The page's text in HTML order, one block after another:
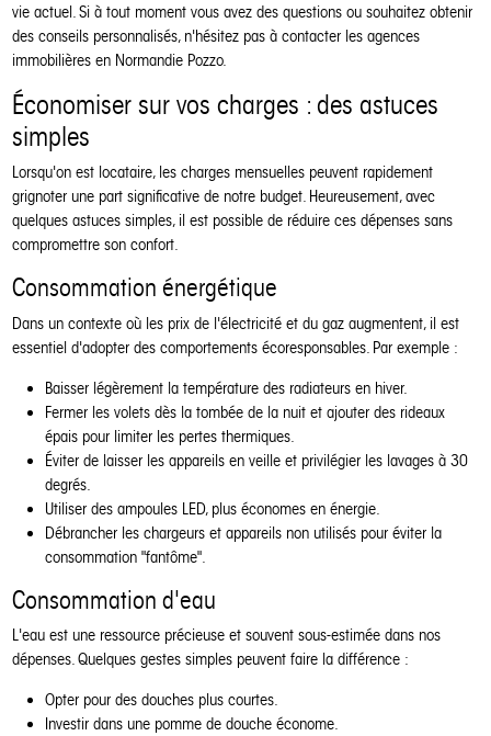
vie actuel. Si à tout moment vous avez des questions ou souhaitez obtenir
des conseils personnalisés, n'hésitez pas à contacter les agences
immobilières en Normandie Pozzo.
Économiser sur vos charges : des astuces
simples
Lorsqu'on est locataire, les charges mensuelles peuvent rapidement
grignoter une part significative de notre budget. Heureusement, avec
quelques astuces simples, il est possible de réduire ces dépenses sans
compromettre son confort.
Consommation énergétique
Dans un contexte où les prix de l'électricité et du gaz augmentent, il est
essentiel d'adopter des comportements écoresponsables. Par exemple :
Baisser légèrement la température des radiateurs en hiver.
Fermer les volets dès la tombée de la nuit et ajouter des rideaux
épais pour limiter les pertes thermiques.
Éviter de laisser les appareils en veille et privilégier les lavages à 30
degrés.
Utiliser des ampoules LED, plus économes en énergie.
Débrancher les chargeurs et appareils non utilisés pour éviter la
consommation "fantôme".
Consommation d'eau
L'eau est une ressource précieuse et souvent sous-estimée dans nos
dépenses. Quelques gestes simples peuvent faire la différence :
Opter pour des douches plus courtes.
Investir dans une pomme de douche économe.